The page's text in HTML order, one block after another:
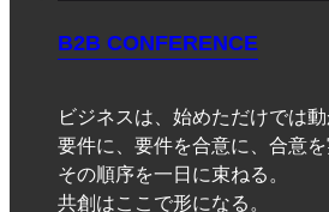
B2B CONFERENCE
ビジネスは、始めただけでは
要件に、要件を合意に、合意を
その順序を一日に束ねる。
共創はここで形になる。